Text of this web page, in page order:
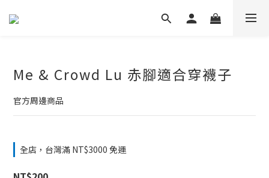
Me & Crowd Lu 赤腳適合穿襪子
官方周邊商品
全店，台灣滿 NT$3000 免運